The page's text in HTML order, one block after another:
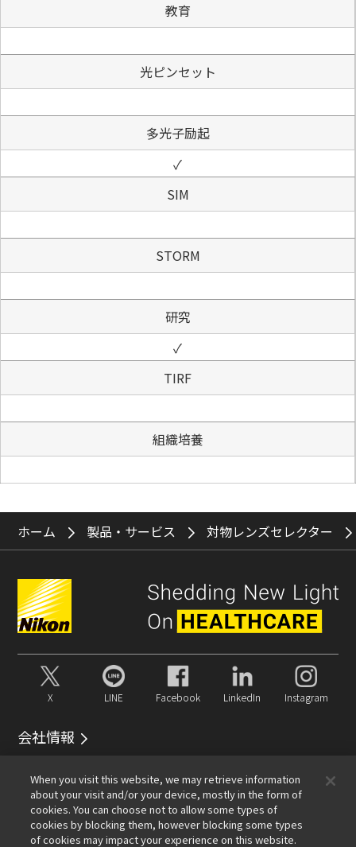
教育
光ピンセット
多光子励起
✓
SIM
STORM
研究
✓
TIRF
組織培養
ホーム 製品・サービス 対物レンズセレクター
X LINE Facebook LinkedIn Instagram
会社情報
顕微鏡事業100周年
おすすめリンク
When you visit this website, we may retrieve information
about your visit and/or your device, mostly in the form of
cookies. You can choose not to allow some types of
cookies by blocking them, however blocking some types
of cookies may impact your experience on this website.